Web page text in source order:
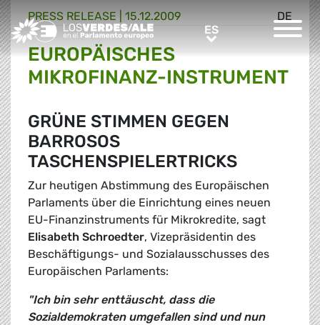
Greens/EFA Home ESES
DE
PRESS RELEASE | 15.12.2009
EUROPÄISCHES
MIKROFINANZ-INSTRUMENT
GRÜNE STIMMEN GEGEN
BARROSOS
TASCHENSPIELERTRICKS
Zur heutigen Abstimmung des Europäischen
Parlaments über die Einrichtung eines neuen
EU-Finanzinstruments für Mikrokredite, sagt
Elisabeth Schroedter, Vizepräsidentin des
Beschäftigungs- und Sozialausschusses des
Europäischen Parlaments:
"Ich bin sehr enttäuscht, dass die
Sozialdemokraten umgefallen sind und nun